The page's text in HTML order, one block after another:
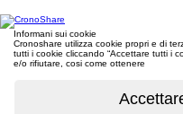
Informani sui cookie
Cronoshare utilizza cookie propri e di
tutti i cookie cliccando “Accettare tutti i
e/o rifiutare, cosi come ottenere